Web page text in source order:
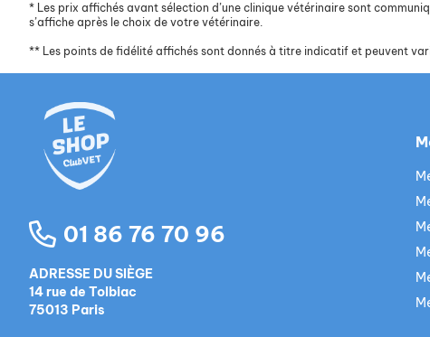
* Les prix affichés avant sélection d’une clinique vétérinaire sont
s’affiche après le choix de votre vétérinaire.
** Les points de fidélité affichés sont donnés à titre indicatif et peuvent
01 86 76 70 96
ADRESSE DU SIÈGE
14 rue de Tolbiac
75013 Paris